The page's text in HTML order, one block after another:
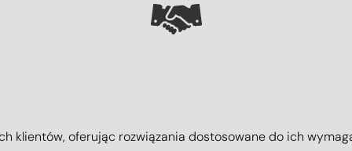
klientów, oferując rozwiązania dostosowane do ich